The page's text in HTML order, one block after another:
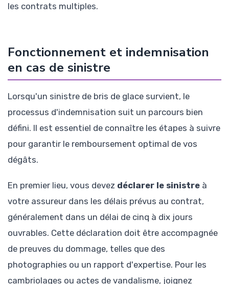
les contrats multiples.
Fonctionnement et indemnisation
en cas de sinistre
Lorsqu'un sinistre de bris de glace survient, le
processus d'indemnisation suit un parcours bien
défini. Il est essentiel de connaître les étapes à suivre
pour garantir le remboursement optimal de vos
dégâts.
En premier lieu, vous devez déclarer le sinistre à
votre assureur dans les délais prévus au contrat,
généralement dans un délai de cinq à dix jours
ouvrables. Cette déclaration doit être accompagnée
de preuves du dommage, telles que des
photographies ou un rapport d'expertise. Pour les
cambriolages ou actes de vandalisme, joignez